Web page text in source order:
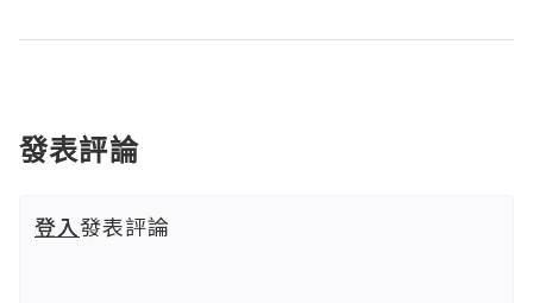
發表評論
登入發表評論